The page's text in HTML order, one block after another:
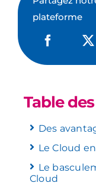
plateforme
Table
Des
Le Cloud
Le
Cloud